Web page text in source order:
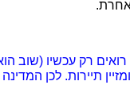
אחרת.
רק עכשיו (שוב
תיירות. לכן